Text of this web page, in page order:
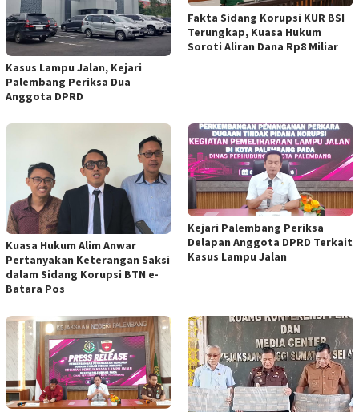
Kasus Lampu Jalan, Kejari
Palembang Periksa Dua
Anggota DPRD
Fakta Sidang Korupsi KUR BSI
Terungkap, Kuasa Hukum
Soroti Aliran Dana Rp8 Miliar
Kuasa Hukum Alim Anwar
Pertanyakan Keterangan Saksi
dalam Sidang Korupsi BTN e-
Batara Pos
Kejari Palembang Periksa
Delapan Anggota DPRD Terkait
Kasus Lampu Jalan